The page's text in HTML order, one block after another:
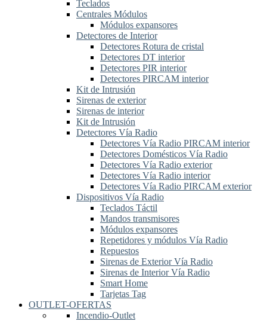
Teclados
Centrales Módulos
Módulos expansores
Detectores de Interior
Detectores Rotura de cristal
Detectores DT interior
Detectores PIR interior
Detectores PIRCAM interior
Kit de Intrusión
Sirenas de exterior
Sirenas de interior
Kit de Intrusión
Detectores Vía Radio
Detectores Vía Radio PIRCAM interior
Detectores Domésticos Vía Radio
Detectores Vía Radio exterior
Detectores Vía Radio interior
Detectores Vía Radio PIRCAM exterior
Dispositivos Vía Radio
Teclados Táctil
Mandos transmisores
Módulos expansores
Repetidores y módulos Vía Radio
Repuestos
Sirenas de Exterior Vía Radio
Sirenas de Interior Vía Radio
Smart Home
Tarjetas Tag
OUTLET-OFERTAS
Incendio-Outlet